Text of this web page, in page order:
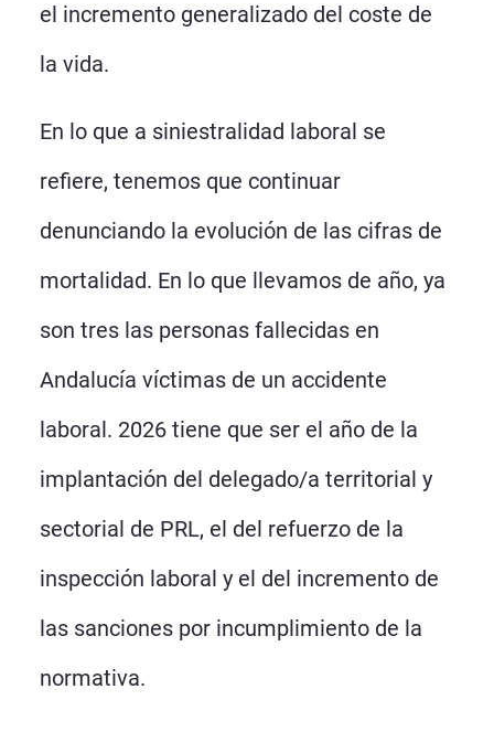
el incremento generalizado del coste de
la vida.
En lo que a siniestralidad laboral se
refiere, tenemos que continuar
denunciando la evolución de las cifras de
mortalidad. En lo que llevamos de año, ya
son tres las personas fallecidas en
Andalucía víctimas de un accidente
laboral. 2026 tiene que ser el año de la
implantación del delegado/a territorial y
sectorial de PRL, el del refuerzo de la
inspección laboral y el del incremento de
las sanciones por incumplimiento de la
normativa.